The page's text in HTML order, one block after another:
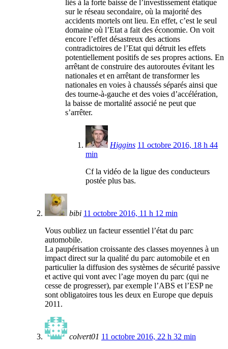
liés à la forte baisse de l’investissement étatique
sur le réseau secondaire, où la majorité des
accidents mortels ont lieu. En effet, c’est le seul
domaine où l’Etat a fait des économie. On voit
encore l’effet désastreux des actions
contradictoires de l’Etat qui détruit les effets
potentiellement positifs de ses propres actions. En
arrêtant de construire des autoroutes évitant les
nationales et en arrêtant de transformer les
nationales en voies à chaussés séparés ainsi que
des tourne-à-gauche et des voies d’accélération,
la baisse de mortalité associé ne peut que
s’arrêter.
Higgins 11 octobre 2016, 18 h 44
min
Cf la vidéo de la ligue des conducteurs
postée plus bas.
bibi 11 octobre 2016, 11 h 12 min
Vous oubliez un facteur essentiel l’état du parc
automobile.
La paupérisation croissante des classes moyennes à un
impact direct sur la qualité du parc automobile et en
particulier la diffusion des systèmes de sécurité passive
et active qui vont avec l’age moyen du parc (qui ne
cesse de progresser), par exemple l’ABS et l’ESP ne
sont obligatoires tous les deux en Europe que depuis
2011.
colvert01 11 octobre 2016, 22 h 32 min